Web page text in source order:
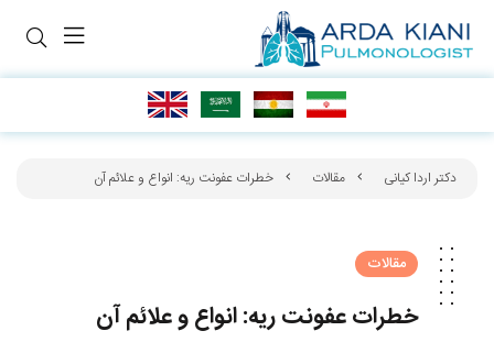
دکتر اردا کیانی مقالات خطرات عفونت ریه: انواع و علائم آن
مقالات
خطرات عفونت ریه: انواع و علائم آن